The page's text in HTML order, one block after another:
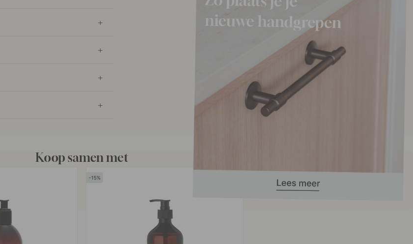
Koop samen met
15